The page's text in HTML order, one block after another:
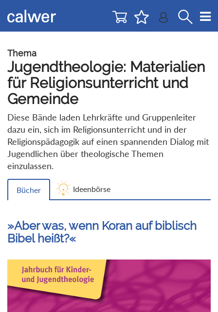
zur
Navigation
zum
Inhalt
Thema
Jugendtheologie: Materialien
für Religionsunterricht und
Gemeinde
Diese Bände laden Lehrkräfte und Gruppenleiter
dazu ein, sich im Religionsunterricht und in der
Religionspädagogik auf einen spannenden Dialog mit
Jugendlichen über theologische Themen
einzulassen.
Bücher Ideenbörse
»Aber was, wenn Koran auf biblisch
Bibel heißt?«